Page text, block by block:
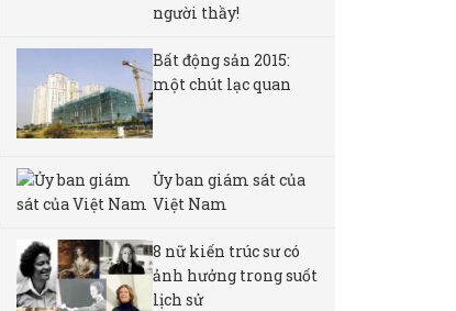
người thầy!
Bất động sản 2015:
một chút lạc quan
Ủy ban giám sát của
Việt Nam
8 nữ kiến ​​trúc sư có
ảnh hưởng trong suốt
lịch sử